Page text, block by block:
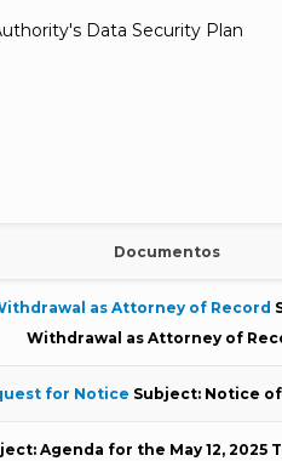
Data Security Plan
Documentos
as Attorney of Record
Withdrawal as Attorney of
for Notice Subject: Notice
Agenda for the May 12, 2025